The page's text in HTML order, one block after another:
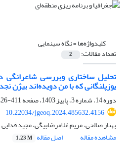
کلیدواژه‌ها =نگاه سینمایی
تعداد مقالات: 2
تحلیل ساختاری وبررسی
یوزپلنگانی که با من دویده‌اند بیژن
دوره 14، شماره 3، پاییز 1403، صفحه
411-426
10.22034/jgeoq.2024.485632.4156
بهناز صالحی، مریم غلامرضا‌بیگی، مجید فدایی
مشاهده مقاله
اصل مقاله 1.23 M